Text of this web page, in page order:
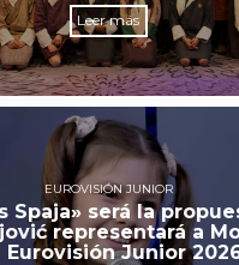
Leer más
EUROVISIÓN JUNIOR
Spaja» será la
representará a
Eurovisión Junior